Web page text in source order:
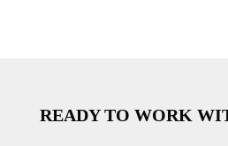
READY TO WORK